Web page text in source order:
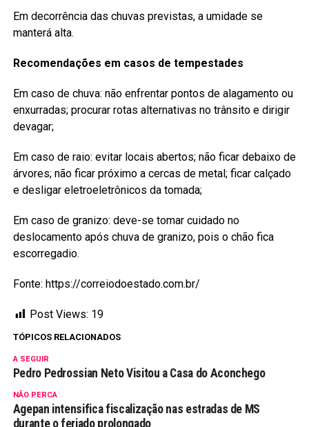
Em decorrência das chuvas previstas, a umidade se
manterá alta.
Recomendações em casos de tempestades
Em caso de chuva: não enfrentar pontos de alagamento ou
enxurradas; procurar rotas alternativas no trânsito e dirigir
devagar;
Em caso de raio: evitar locais abertos; não ficar debaixo de
árvores; não ficar próximo a cercas de metal; ficar calçado
e desligar eletroeletrônicos da tomada;
Em caso de granizo: deve-se tomar cuidado no
deslocamento após chuva de granizo, pois o chão fica
escorregadio.
Fonte: https://correiodoestado.com.br/
Post Views: 19
TÓPICOS RELACIONADOS
A SEGUIR
Pedro Pedrossian Neto Visitou a Casa do Aconchego
NÃO PERCA
Agepan intensifica fiscalização nas estradas de MS
durante o feriado prolongado